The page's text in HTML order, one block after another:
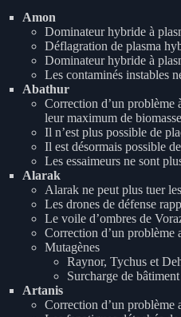
Amon
Dominateur hybride à
Déflagration de plasma
Dominateur hybride à
Les contaminés instables
Abathur
Correction d’un problème
leur maximum de
Il n’est plus possible de
Il est désormais possible
Les essaimeurs ne sont
Alarak
Alarak ne peut plus tuer
Les drones de défense
Le voile d’ombres de
Correction d’un problème
Mutagènes
Raynor, Tychus et
Surcharge de
Artanis
Correction d’un problème